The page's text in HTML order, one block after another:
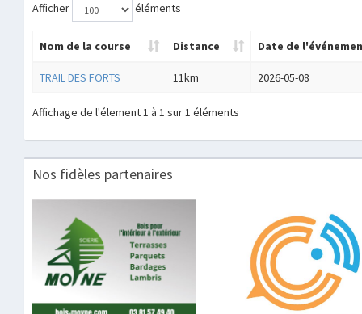
Afficher éléments
Nom de la course Distance Date de
TRAIL DES FORTS 11km 2026-05-08
Affichage de l'élement 1 à 1 sur 1 éléments
Nos fidèles partenaires